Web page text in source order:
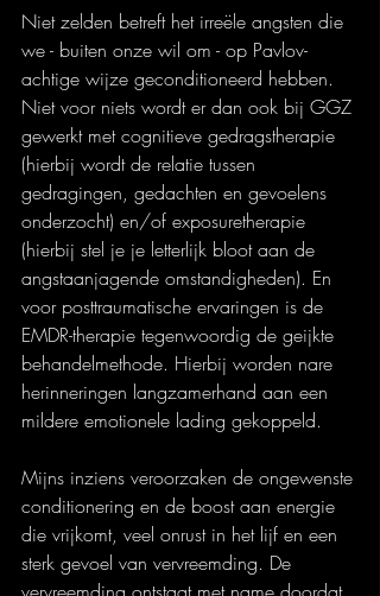
Niet zelden betreft het irreële angsten die
we - buiten onze wil om - op Pavlov-
achtige wijze geconditioneerd hebben.
Niet voor niets wordt er dan ook bij GGZ
gewerkt met cognitieve gedragstherapie
(hierbij wordt de relatie tussen
gedragingen, gedachten en gevoelens
onderzocht) en/of exposuretherapie
(hierbij stel je je letterlijk bloot aan de
angstaanjagende omstandigheden). En
voor posttraumatische ervaringen is de
EMDR-therapie tegenwoordig de geijkte
behandelmethode. Hierbij worden nare
herinneringen langzamerhand aan een
mildere emotionele lading gekoppeld.
Mijns inziens veroorzaken de ongewenste
conditionering en de boost aan energie
die vrijkomt, veel onrust in het lijf en een
sterk gevoel van vervreemding. De